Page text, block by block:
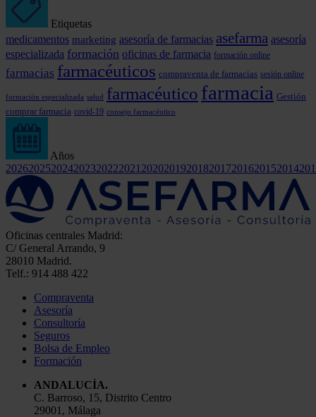
Etiquetas
medicamentos marketing asesoría de farmacias asefarma asesoría
especializada formación oficinas de farmacia formación online
farmacias farmacéuticos compraventa de farmacias sesión online
formación especializada salud farmacéutico farmacia Gestión
comprar farmacia covid-19 consejo farmacéutico
Años
202620252024202320222021 2020201920182017201620152014
Oficinas centrales Madrid:
C/ General Arrando, 9
28010 Madrid.
Telf.: 914 488 422
Compraventa
Asesoría
Consultoría
Seguros
Bolsa de Empleo
Formación
ANDALUCÍA.
C. Barroso, 15, Distrito Centro
29001, Málaga